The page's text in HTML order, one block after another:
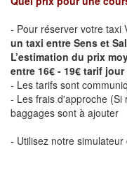
- Pour réserver votre taxi
un taxi entre Sens et
L’estimation du prix
entre 16€ - 19€ tarif
- Les tarifs sont
- Les frais d'approche (Si
baggages sont à ajouter
- Utilisez notre